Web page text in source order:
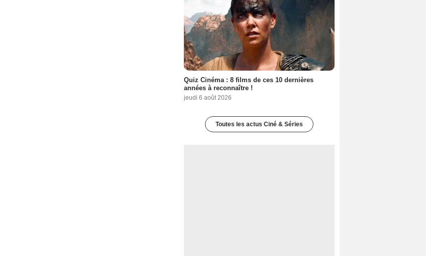
Quiz Cinéma : 8 films de ces 10 dernières
années à reconnaître !
jeudi 6 août 2026
Toutes les actus Ciné & Séries